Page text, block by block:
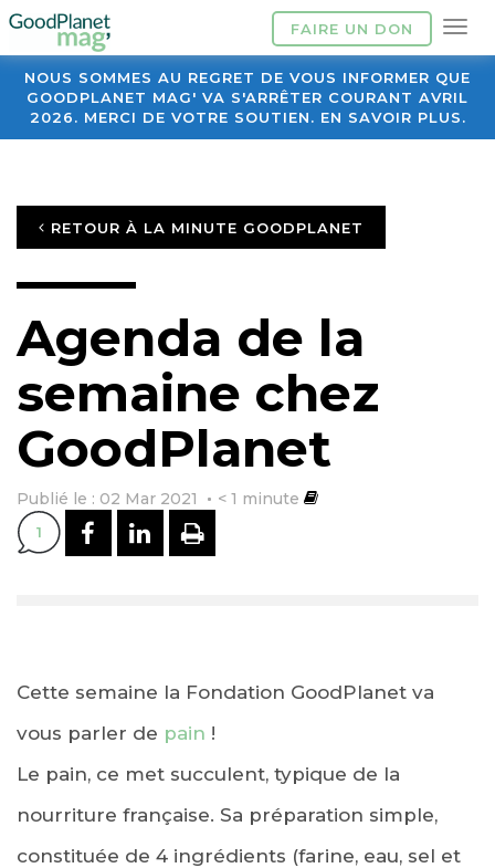
FAIRE UN DON
NOUS SOMMES AU REGRET DE VOUS INFORMER QUE
GOODPLANET MAG' VA S'ARRÊTER COURANT AVRIL
2026. MERCI DE VOTRE SOUTIEN. EN SAVOIR PLUS.
RETOUR À LA MINUTE GOODPLANET
Agenda de la
semaine chez
GoodPlanet
Publié le : 02 Mar 2021 < 1 minute
1 PARTAGER SUR FACEBOOK
PARTAGER SUR
IMPRIMER
Cette semaine la Fondation GoodPlanet va
vous parler de pain !
Le pain, ce met succulent, typique de la
nourriture française. Sa préparation simple,
constituée de 4 ingrédients (farine, eau, sel et